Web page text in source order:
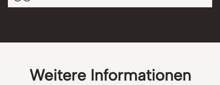
Weitere Informationen